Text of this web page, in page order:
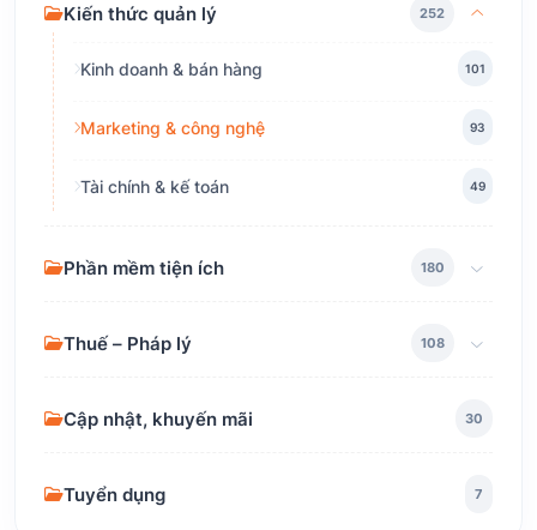
Kiến thức quản lý 252
Kinh doanh & bán hàng 101
Marketing & công nghệ 93
Tài chính & kế toán 49
Phần mềm tiện ích 180
Thuế – Pháp lý 108
Cập nhật, khuyến mãi 30
Tuyển dụng 7